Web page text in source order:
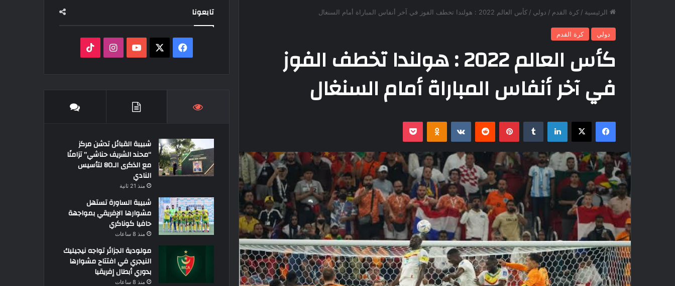
الرئيسية / كرة القدم / دولي / كأس العالم 2022 : هولندا تخطف الفوز في آخر أنفاس المباراة أمام السنغال
دولي كرة القدم
كأس العالم 2022 : هولندا تخطف الفوز
في آخر أنفاس المباراة أمام السنغال
فيسبوك ‫X لينكدإن بينتيريست Odnoklassniki
‫Pocket
تابعونا
فيسبوك ‫YouTubeانستقرام
شبيبة القبائل تدشن مركز
“محند الشريف حناشي” تزامنًا
مع الذكرى الـ80 لتأسيس
النادي
منذ 21 ثانية
شبيبة الساورة تستهل
مشوارها الإفريقي بمواجهة
حافيا كوناكري
منذ 8 ساعات
مولودية الجزائر تواجه نيجيليك
النيجري في افتتاح مشوارها
بدوري أبطال إفريقيا
منذ 8 ساعات